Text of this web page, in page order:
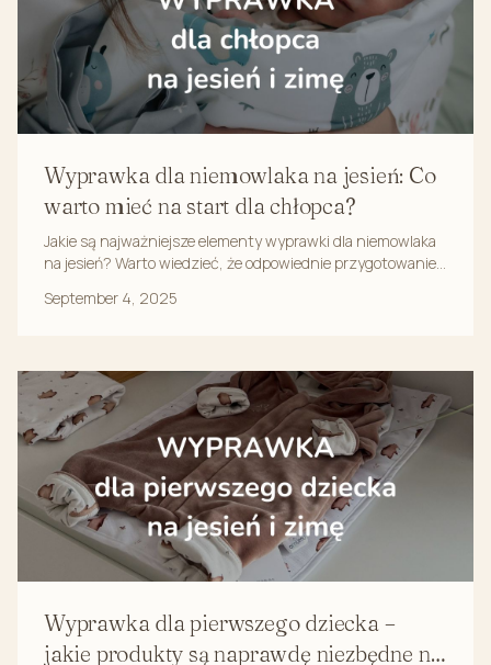
Wyprawka dla niemowlaka na jesień: Co
warto mieć na start dla chłopca?
Jakie są najważniejsze elementy wyprawki dla niemowlaka
na jesień? Warto wiedzieć, że odpowiednie przygotowanie
September 4, 2025
Wyprawka dla pierwszego dziecka –
jakie produkty są naprawdę niezbędne na